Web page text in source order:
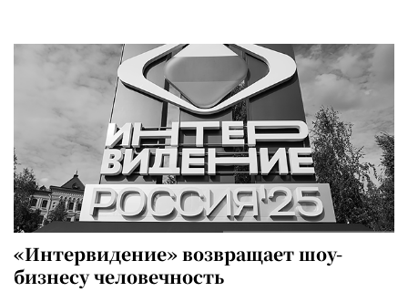
«Интервидение» возвращает шоу-
бизнесу человечность